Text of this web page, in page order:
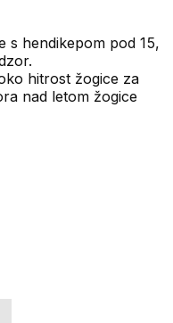
s hendikepom pod 15,
hitrost žogice za
nad letom žogice